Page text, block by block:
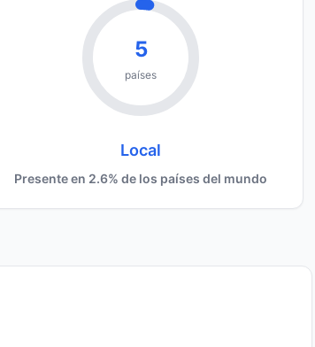
5
países
Local
Presente en 2.6% de los países del mundo